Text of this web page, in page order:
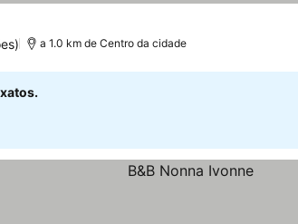
a 1.0 km de Centro da cidade